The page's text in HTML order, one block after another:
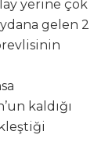
yerine çok
gelen 2
kaldığı